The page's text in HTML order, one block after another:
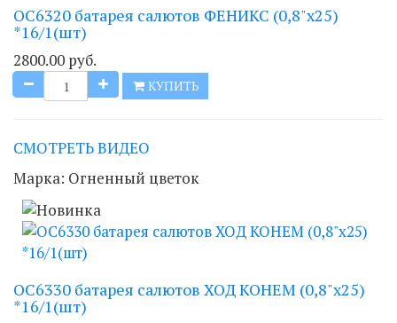
ОС6320 батарея салютов ФЕНИКС (0,8"х25)
*16/1(шт)
2800.00 руб.
КУПИТЬ
СМОТРЕТЬ ВИДЕО
Марка: Огненный цветок
ОС6330 батарея салютов ХОД КОНЕМ (0,8"х25)
*16/1(шт)